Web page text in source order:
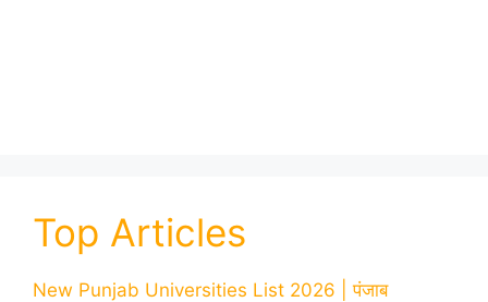
Top Articles
New Punjab Universities List 2026 | पंजाब